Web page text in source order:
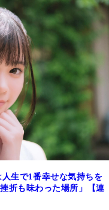
生で1番幸せな気持ちを
折も味わった場所」【連